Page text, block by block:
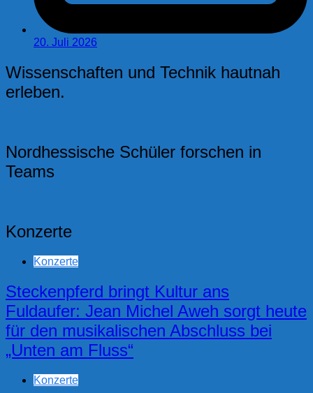
20. Juli 2026
Wissenschaften und Technik hautnah
erleben.
Nordhessische Schüler forschen in
Teams
Konzerte
Konzerte
Steckenpferd bringt Kultur ans
Fuldaufer: Jean Michel Aweh sorgt heute
für den musikalischen Abschluss bei
„Unten am Fluss“
Konzerte